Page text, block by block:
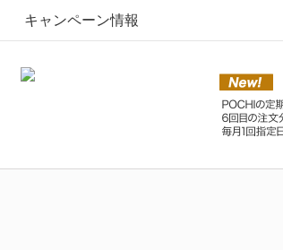
キャンペーン情報